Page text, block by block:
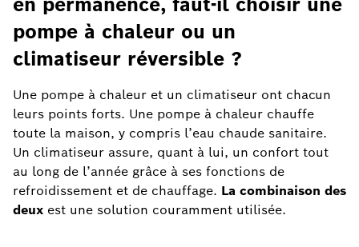
pompe à chaleur ou un
climatiseur réversible ?
Une pompe à chaleur et un climatiseur ont chacun
leurs points forts. Une pompe à chaleur chauffe
toute la maison, y compris l’eau chaude sanitaire.
Un climatiseur assure, quant à lui, un confort tout
au long de l’année grâce à ses fonctions de
refroidissement et de chauffage. La combinaison des
deux est une solution couramment utilisée.